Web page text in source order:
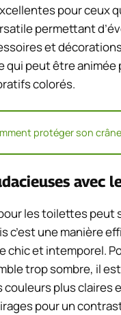
pour ceux
permettant
et
qui peut être animée
colorés.
protéger son
avec
les toilettes peut
c’est une manière
chic et intemporel.
trop sombre, il
couleurs plus claires
pour un